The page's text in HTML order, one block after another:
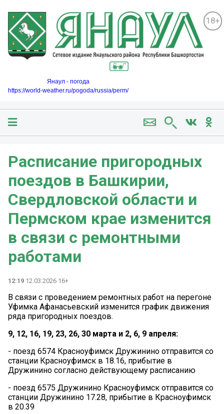
18+
Янаул - погода
https://world-weather.ru/pogoda/russia/perm/
Расписание пригородных
поездов в Башкирии,
Свердловской области и
Пермском крае изменится
в связи с ремонтными
работами
12:19 12.03.2026 16+
В связи с проведением ремонтных работ на перегоне
Уфимка Афанасьевский изменится график движения
ряда пригородных поездов.
9, 12, 16, 19, 23, 26, 30 марта и 2, 6, 9 апреля:
- поезд 6574 Красноуфимск Дружинино отправится со
станции Красноуфимск в 18.16, прибытие в
Дружинино согласно действующему расписанию
- поезд 6575 Дружинино Красноуфимск отправится со
станции Дружинино 17.28, прибытие в Красноуфимск
в 20.39